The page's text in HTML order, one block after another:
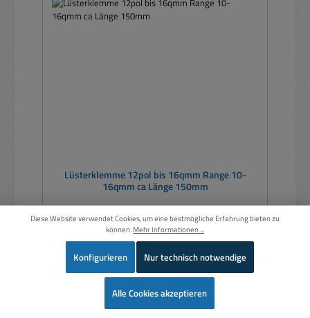
Lüsterklemme 12pol bis 16qmm Range 10-
16qmm ca Länge 150mm
Regulärer Preis:
Ab1,67 €
Preise inkl. MwSt. zzgl. Versandkosten
Diese Website verwendet Cookies, um eine bestmögliche Erfahrung bieten zu
können.Mehr Informationen ...
Nur technisch notwendige
Konfigurieren
Alle Cookies akzeptieren